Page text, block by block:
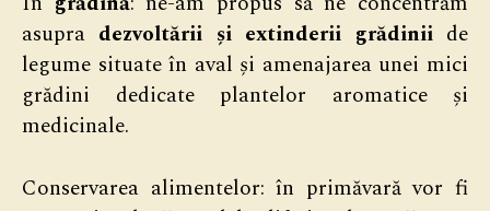
asupra dezvoltării și extinderii grădiniide
legume situate în aval și amenajarea unei mici
grădini dedicate plantelor aromatice și
medicinale.
Conservarea alimentelor: în primăvară vor fi